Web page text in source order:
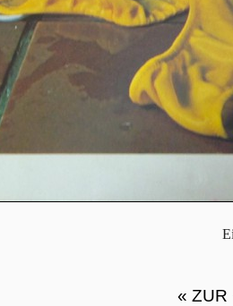
« ZUR